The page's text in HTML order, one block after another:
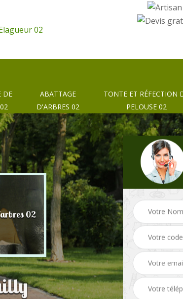
DE
ABATTAGE
D'ARBRES 02
TONTE ET RÉFECTION
PELOUSE 02
02 Taille de haie 02